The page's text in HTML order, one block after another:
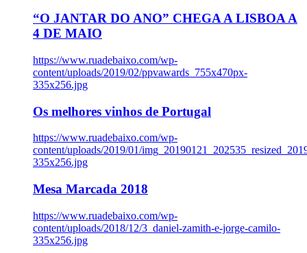
“O JANTAR DO ANO” CHEGA A LISBOA A
4 DE MAIO
https://www.ruadebaixo.com/wp-
content/uploads/2019/02/ppvawards_755x470px-
335x256.jpg
Os melhores vinhos de Portugal
https://www.ruadebaixo.com/wp-
content/uploads/2019/01/
335x256.jpg
Mesa Marcada 2018
https://www.ruadebaixo.com/wp-
content/uploads/2018/12/3_daniel-zamith-e-jorge-camilo-
335x256.jpg